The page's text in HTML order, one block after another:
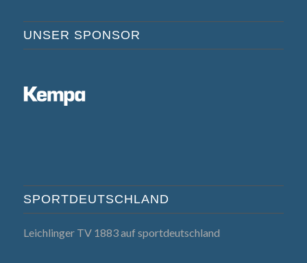
UNSER SPONSOR
SPORTDEUTSCHLAND
Leichlinger TV 1883 auf sportdeutschland